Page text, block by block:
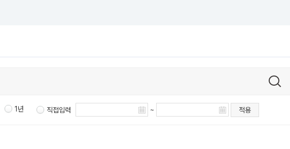
1년 직접입력 ~ 적용